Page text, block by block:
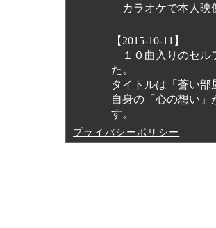
カラオケで本人映
【2015-10-11】
１０曲入りのセル
た。
タイトルは「蒼い部
自身の「心の想い
す。
プライバシーポリシー